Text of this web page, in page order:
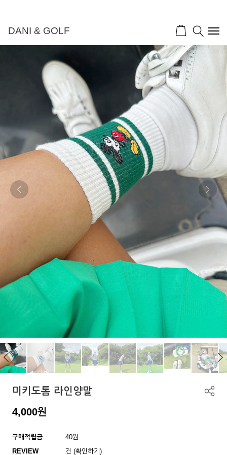
DANI & GOLF
미키도톰 라인양말
4,000원
구매적립금
40원
REVIEW
건 (확인하기)